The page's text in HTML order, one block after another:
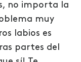
no importa la
muy
labios es
partes del